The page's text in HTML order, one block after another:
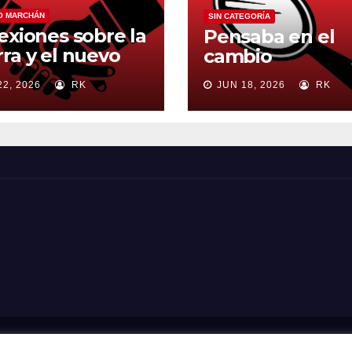
MARCHÁN
sobre la
y el nuevo
mundial
2026 RK
SIN CATEGORÍA
Pensaba en el
cambio
JUN 18, 2026 RK